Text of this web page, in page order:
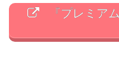
『プレミア